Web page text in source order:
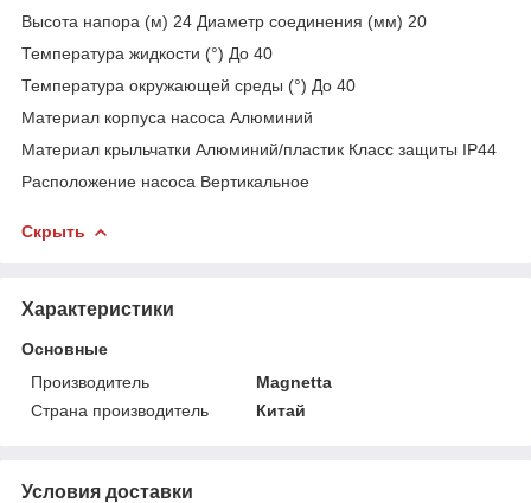
Высота напора (м) 24 Диаметр соединения (мм) 20
Температура жидкости (°) До 40
Температура окружающей среды (°) До 40
Материал корпуса насоса Алюминий
Материал крыльчатки Алюминий/пластик Класс защиты IP44
Расположение насоса Вертикальное
Скрыть
Характеристики
Основные
Производитель
Magnetta
Страна производитель
Китай
Условия доставки